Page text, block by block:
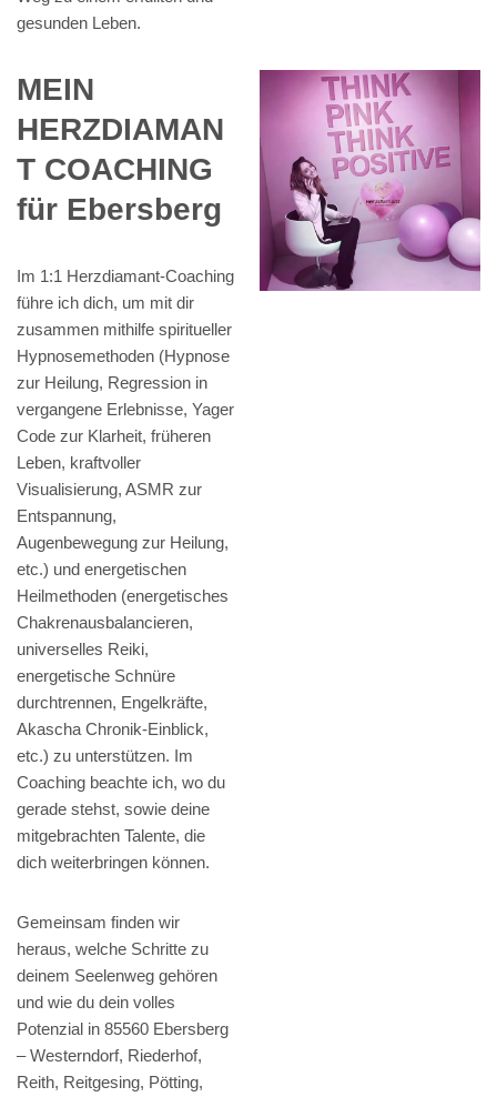
gesunden Leben.
MEIN
HERZDIAMAN
T COACHING
für Ebersberg
Im 1:1 Herzdiamant-Coaching
führe ich dich, um mit dir
zusammen mithilfe spiritueller
Hypnosemethoden (Hypnose
zur Heilung, Regression in
vergangene Erlebnisse, Yager
Code zur Klarheit, früheren
Leben, kraftvoller
Visualisierung, ASMR zur
Entspannung,
Augenbewegung zur Heilung,
etc.) und energetischen
Heilmethoden (energetisches
Chakrenausbalancieren,
universelles Reiki,
energetische Schnüre
durchtrennen, Engelkräfte,
Akascha Chronik-Einblick,
etc.) zu unterstützen. Im
Coaching beachte ich, wo du
gerade stehst, sowie deine
mitgebrachten Talente, die
dich weiterbringen können.
Gemeinsam finden wir
heraus, welche Schritte zu
deinem Seelenweg gehören
und wie du dein volles
Potenzial in 85560 Ebersberg
– Westerndorf, Riederhof,
Reith, Reitgesing, Pötting,